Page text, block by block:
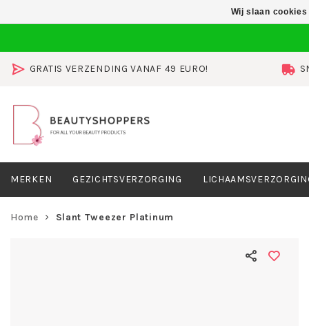
GRATIS VERZENDING VANAF 49 EURO!
MERKEN GEZICHTSVERZORGING
Home Slant Tweezer Platinum
Wij slaan